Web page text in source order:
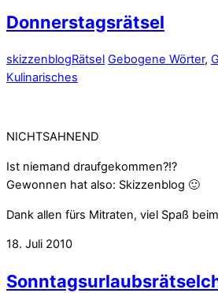
Donnerstagsrätsel
skizzenblogRätsel Gebogene Wörter,
Kulinarisches
NICHTSAHNEND
Ist niemand draufgekommen?!?
Gewonnen hat also: Skizzenblog 🙂
Dank allen fürs Mitraten, viel Spaß
18. Juli 2010